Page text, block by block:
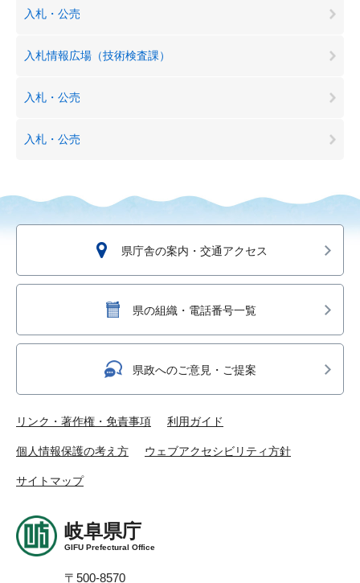
入札・公売
入札情報広場（技術検査課）
入札・公売
入札・公売
県庁舎の案内・交通アクセス
県の組織・電話番号一覧
県政へのご意見・ご提案
リンク・著作権・免責事項 利用ガイド
個人情報保護の考え方 ウェブアクセシビリティ方針
サイトマップ
岐阜県庁
GIFU Prefectural Office
〒500-8570